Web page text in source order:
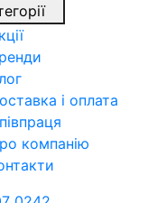
і оплата
компанію